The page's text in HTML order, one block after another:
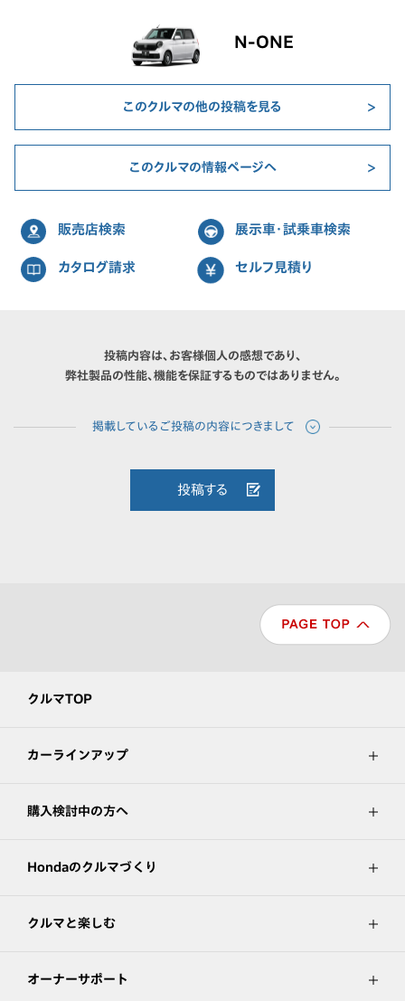
N-ONE
このクルマの他の投稿を見る
このクルマの情報ページへ
販売店検索 展示車・試乗車検索
カタログ請求 セルフ見積り
投稿内容は、お客様個人の感想であり、
弊社製品の性能、機能を保証するものではありません。
投稿する
クルマTOP
カーラインアップ
購入検討中の方へ
Hondaのクルマづくり
クルマと楽しむ
オーナーサポート